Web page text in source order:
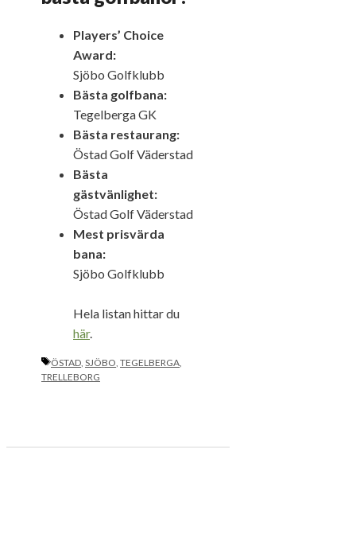
Players’ Choice
Award:
Sjöbo Golfklubb
Bästa golfbana:
Tegelberga GK
Bästa restaurang:
Östad Golf Väderstad
Bästa
gästvänlighet:
Östad Golf Väderstad
Mest prisvärda
bana:
Sjöbo Golfklubb
Hela listan hittar du
här.
ETIKETTER
ÖSTAD, SJÖBO, TEGELBERGA,
TRELLEBORG